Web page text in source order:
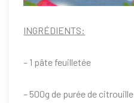
INGRÉDIENTS:
– 1 pâte feuilletée
– 500g de purée de citrouille